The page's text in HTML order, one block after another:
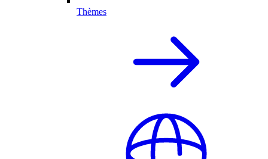
Thèmes